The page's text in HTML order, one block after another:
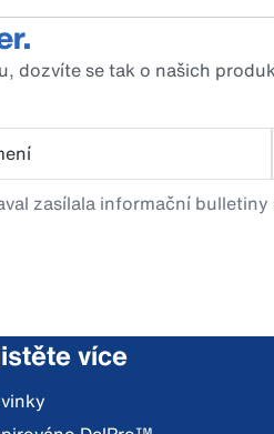
dozvíte se tak o našich
zasílala informační
více